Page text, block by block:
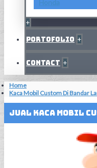
Honda
+
Portofolio +
Contact +
Home
Kaca Mobil Custom Di Bandar
Jual Kaca Mobil